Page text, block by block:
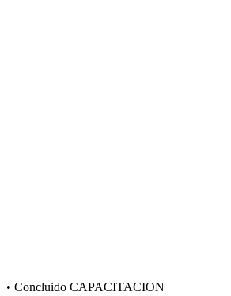
• Concluido CAPACITACION